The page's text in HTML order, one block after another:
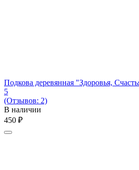
Подкова деревянная "Здоровья,
5
(Отзывов: 2)
В наличии
‍450‍ ₽